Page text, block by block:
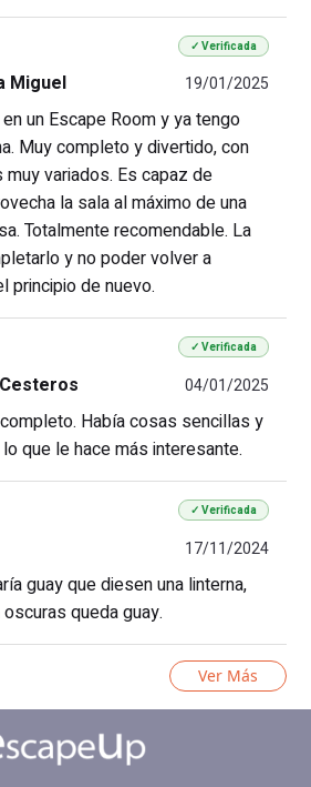
✓ Verificada
Miguel 19/01/2025
un Escape Room y ya tengo
Muy completo y divertido, con
variados. Es capaz de
la sala al máximo de una
Totalmente recomendable. La
y no poder volver a
principio de nuevo.
✓ Verificada
04/01/2025
Había cosas sencillas y
que le hace más interesante.
✓ Verificada
17/11/2024
guay que diesen una linterna,
queda guay.
Ver Más